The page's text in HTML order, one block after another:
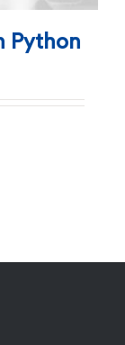
Python